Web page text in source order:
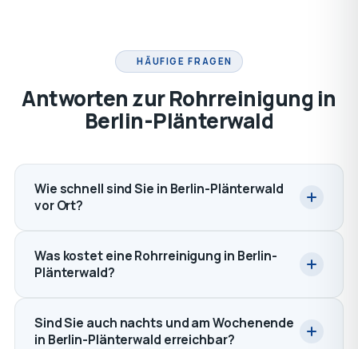
HÄUFIGE FRAGEN
Antworten zur Rohrreinigung in
Berlin-Plänterwald
Wie schnell sind Sie in Berlin-Plänterwald
vor Ort?
Was kostet eine Rohrreinigung in Berlin-
Plänterwald?
Sind Sie auch nachts und am Wochenende
in Berlin-Plänterwald erreichbar?